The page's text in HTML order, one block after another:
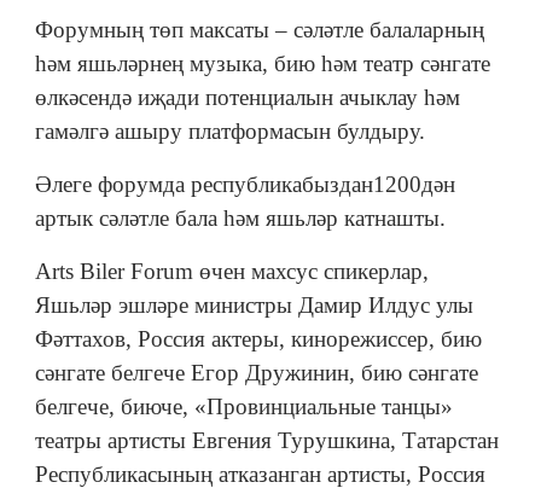
Форумның төп максаты – сәләтле балаларның
һәм яшьләрнең музыка, бию һәм театр сәнгате
өлкәсендә иҗади потенциалын ачыклау һәм
гамәлгә ашыру платформасын булдыру.
Әлеге форумда республикабыздан1200дән
артык сәләтле бала һәм яшьләр катнашты.
Arts Biler Forum өчен махсус спикерлар,
Яшьләр эшләре министры Дамир Илдус улы
Фәттахов, Россия актеры, кинорежиссер, бию
сәнгате белгече Егор Дружинин, бию сәнгате
белгече, биюче, «Провинциальные танцы»
театры артисты Евгения Турушкина, Татарстан
Республикасының атказанган артисты, Россия